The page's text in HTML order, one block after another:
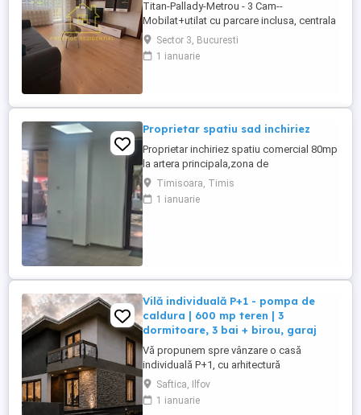
Titan-Pallady-Metrou - 3 Cam--
Mobilat+utilat cu parcare inclusa, centrala
proprie pe gaze 3 Camere cu bucatarie
separata. Liber - Mutare rapida. Titan -
Pallady - 10-12 minute metrou Teclu,
conditionat, centrala ...
Sector 3, Bucuresti
1 ianuarie
Proprietar spatiu sad inchiriez
Proprietar inchiriez spatiu comercial 80mp
la artera principala,zona de
blocuri,scoala...preț 1000EURO + 1 luna
garanție.tel.
Timisoara, Timis
1 ianuarie
Vilă individuală P+1 - pompa de
caldura | 600 mp teren | 3
dormitoare, 3 bai + birou, garaj
Vă propunem spre vânzare o casă
individuală P+1, cu arhitectură
contemporană și standard energetic
ridicat, pompa de caldura, amplasată în
Saftica, în imediata apropiere a zonei
Saftica, Ilfov
1 ianuarie